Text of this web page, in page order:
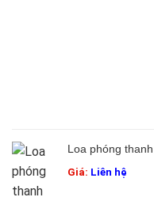
Loa phóng
Giá: Liên hệ